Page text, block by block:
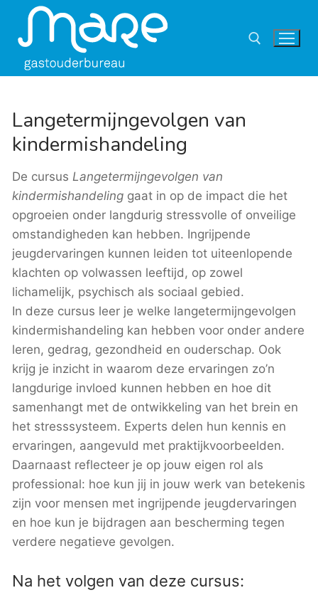
inhoud
Langetermijngevolgen van
kindermishandeling
De cursus Langetermijngevolgen van
kindermishandeling gaat in op de impact die het
opgroeien onder langdurig stressvolle of onveilige
omstandigheden kan hebben. Ingrijpende
jeugdervaringen kunnen leiden tot uiteenlopende
klachten op volwassen leeftijd, op zowel
lichamelijk, psychisch als sociaal gebied.
In deze cursus leer je welke langetermijngevolgen
kindermishandeling kan hebben voor onder andere
leren, gedrag, gezondheid en ouderschap. Ook
krijg je inzicht in waarom deze ervaringen zo’n
langdurige invloed kunnen hebben en hoe dit
samenhangt met de ontwikkeling van het brein en
het stresssysteem. Experts delen hun kennis en
ervaringen, aangevuld met praktijkvoorbeelden.
Daarnaast reflecteer je op jouw eigen rol als
professional: hoe kun jij in jouw werk van betekenis
zijn voor mensen met ingrijpende jeugdervaringen
en hoe kun je bijdragen aan bescherming tegen
verdere negatieve gevolgen.
Na het volgen van deze cursus: